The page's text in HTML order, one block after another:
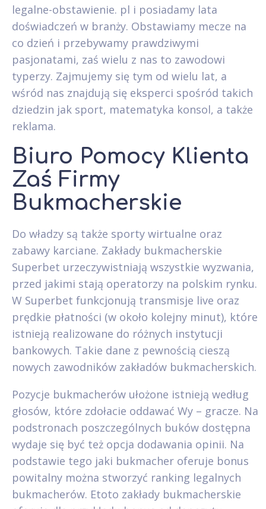
legalne-obstawienie. pl i posiadamy lata
doświadczeń w branży. Obstawiamy mecze na
co dzień i przebywamy prawdziwymi
pasjonatami, zaś wielu z nas to zawodowi
typerzy. Zajmujemy się tym od wielu lat, a
wśród nas znajdują się eksperci spośród takich
dziedzin jak sport, matematyka konsol, a także
reklama.
Biuro Pomocy Klienta
Zaś Firmy
Bukmacherskie
Do władzy są także sporty wirtualne oraz
zabawy karciane. Zakłady bukmacherskie
Superbet urzeczywistniają wszystkie wyzwania,
przed jakimi stają operatorzy na polskim rynku.
W Superbet funkcjonują transmisje live oraz
prędkie płatności (w około kolejny minut), które
istnieją realizowane do różnych instytucji
bankowych. Takie dane z pewnością cieszą
nowych zawodników zakładów bukmacherskich.
Pozycje bukmacherów ułożone istnieją według
głosów, które zdołacie oddawać Wy – gracze. Na
podstronach poszczególnych buków dostępna
wydaje się być też opcja dodawania opinii. Na
podstawie tego jaki bukmacher oferuje bonus
powitalny można stworzyć ranking legalnych
bukmacherów. Etoto zakłady bukmacherskie